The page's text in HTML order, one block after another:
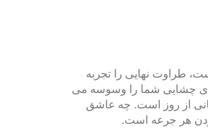
طراوت نهایی را تجربه
چشایی شما را وسوسه می
از روز است. چه عاشق
هر جرعه است.